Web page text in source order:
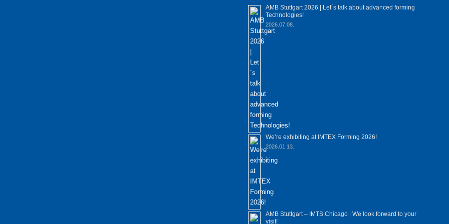
AMB Stuttgart 2026 | Let´s talk about advanced forming
Technologies!
2026.07.08.
We’re exhibiting at IMTEX Forming 2026!
2026.01.13.
AMB Stuttgart – IMTS Chicago | We look forward to your
visit!